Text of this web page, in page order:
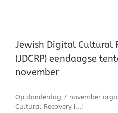
Jewish Digital Cultural
(JDCRP) eendaagse
november
Op donderdag 7 november
Cultural Recovery [...]